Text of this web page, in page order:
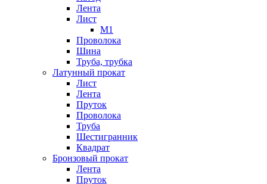
Лента
Лист
М1
Проволока
Шина
Труба, трубка
Латунный прокат
Лист
Лента
Пруток
Проволока
Труба
Шестигранник
Квадрат
Бронзовый прокат
Лента
Пруток